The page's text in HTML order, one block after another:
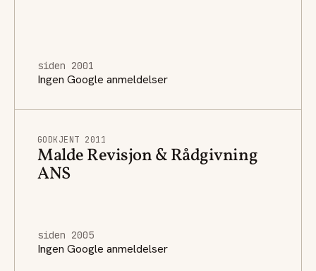
siden 2001
Ingen Google anmeldelser
GODKJENT 2011
Malde Revisjon & Rådgivning
ANS
siden 2005
Ingen Google anmeldelser